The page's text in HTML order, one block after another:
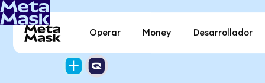
Operar Money Desarrollador